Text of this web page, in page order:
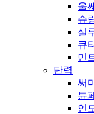
울
슈
실
큐
민
탄력
써
튠
인